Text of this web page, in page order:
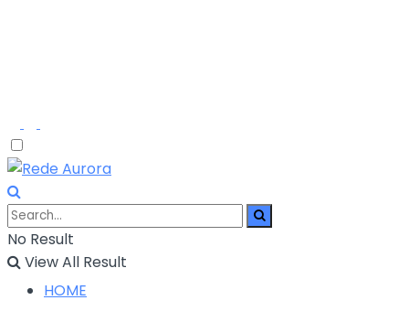
No Result
View All Result
HOME